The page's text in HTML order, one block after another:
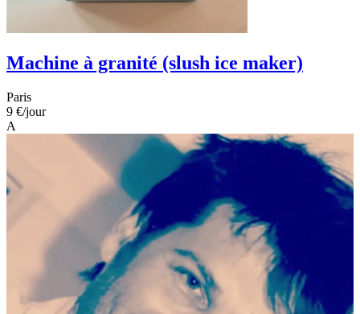
Machine à granité (slush ice maker)
Paris
9 €/jour
A